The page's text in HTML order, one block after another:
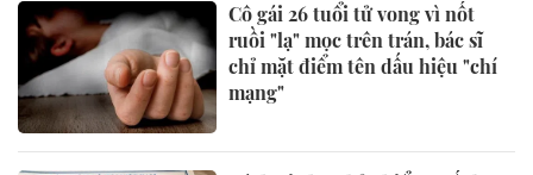
Cô gái 26 tuổi tử vong vì nốt
ruồi "lạ" mọc trên trán, bác sĩ
chỉ mặt điểm tên dấu hiệu "chí
mạng"